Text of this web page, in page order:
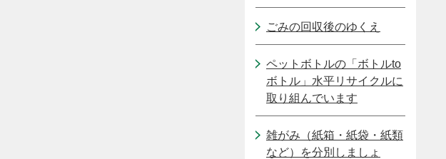
ごみの回収後のゆくえ
ペットボトルの「ボトルto
ボトル」水平リサイクルに
取り組んでいます
雑がみ（紙箱・紙袋・紙類
など）を分別しましょ